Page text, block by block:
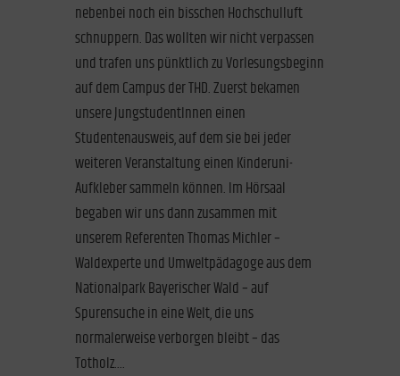
nebenbei noch ein bisschen Hochschulluft
schnuppern. Das wollten wir nicht verpassen
und trafen uns pünktlich zu Vorlesungsbeginn
auf dem Campus der THD. Zuerst bekamen
unsere JungstudentInnen einen
Studentenausweis, auf dem sie bei jeder
weiteren Veranstaltung einen Kinderuni-
Aufkleber sammeln können. Im Hörsaal
begaben wir uns dann zusammen mit
unserem Referenten Thomas Michler –
Waldexperte und Umweltpädagoge aus dem
Nationalpark Bayerischer Wald – auf
Spurensuche in eine Welt, die uns
normalerweise verborgen bleibt – das
Totholz....